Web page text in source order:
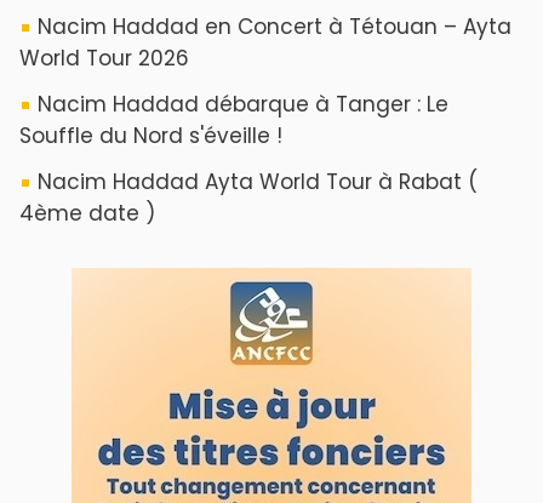
Nacim Haddad en Concert à Tétouan – Ayta
World Tour 2026
Nacim Haddad débarque à Tanger : Le
Souffle du Nord s'éveille !
Nacim Haddad Ayta World Tour à Rabat (
4ème date )